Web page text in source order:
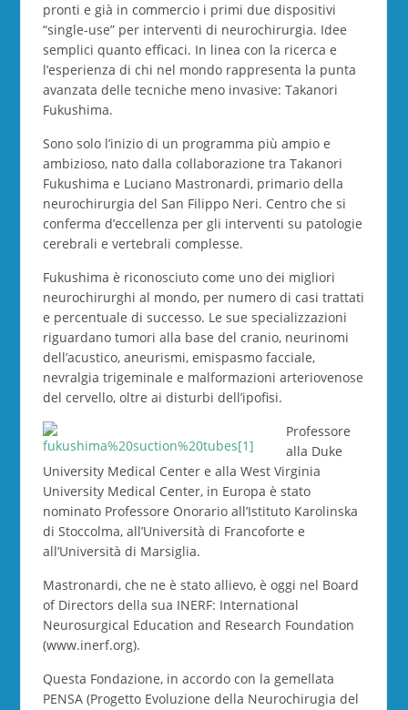
pronti e già in commercio i primi due dispositivi
“single-use” per interventi di neurochirurgia. Idee
semplici quanto efficaci. In linea con la ricerca e
l’esperienza di chi nel mondo rappresenta la punta
avanzata delle tecniche meno invasive: Takanori
Fukushima.
Sono solo l’inizio di un programma più ampio e
ambizioso, nato dalla collaborazione tra Takanori
Fukushima e Luciano Mastronardi, primario della
neurochirurgia del San Filippo Neri. Centro che si
conferma d’eccellenza per gli interventi su patologie
cerebrali e vertebrali complesse.
Fukushima è riconosciuto come uno dei migliori
neurochirurghi al mondo, per numero di casi trattati
e percentuale di successo. Le sue specializzazioni
riguardano tumori alla base del cranio, neurinomi
dell’acustico, aneurismi, emispasmo facciale,
nevralgia trigeminale e malformazioni arteriovenose
del cervello, oltre ai disturbi dell’ipofisi.
Professore
alla Duke
University Medical Center e alla West Virginia
University Medical Center, in Europa è stato
nominato Professore Onorario all’Istituto Karolinska
di Stoccolma, all’Università di Francoforte e
all’Università di Marsiglia.
Mastronardi, che ne è stato allievo, è oggi nel Board
of Directors della sua INERF: International
Neurosurgical Education and Research Foundation
(www.inerf.org).
Questa Fondazione, in accordo con la gemellata
PENSA (Progetto Evoluzione della Neurochirugia del